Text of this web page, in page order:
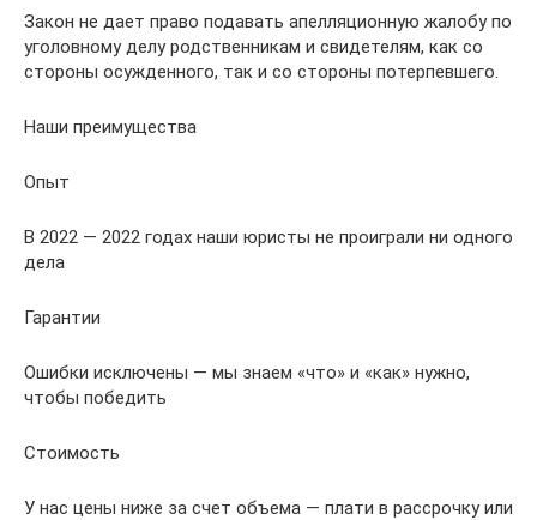
Закон не дает право подавать апелляционную жалобу по
уголовному делу родственникам и свидетелям, как со
стороны осужденного, так и со стороны потерпевшего.
Наши преимущества
Опыт
В 2022 — 2022 годах наши юристы не проиграли ни одного
дела
Гарантии
Ошибки исключены — мы знаем «что» и «как» нужно,
чтобы победить
Стоимость
У нас цены ниже за счет объема — плати в рассрочку или